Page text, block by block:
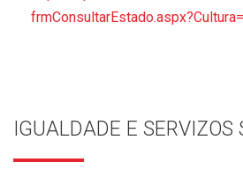
frmConsultarEstado.aspx?
IGUALDADE E SERVIZOS